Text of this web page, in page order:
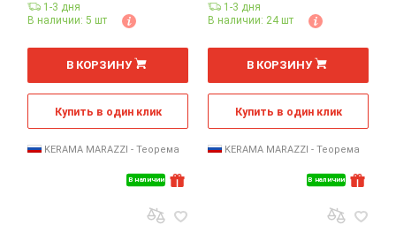
В наличии
1-3 дня
В наличии: 5 шт
шт
В КОРЗИНУ
Купить в один клик
KERAMA MARAZZI - Теорема
В наличии
1-3 дня
В наличии: 24 шт
шт
В КОРЗИНУ
Купить в один клик
KERAMA MARAZZI - Теорема